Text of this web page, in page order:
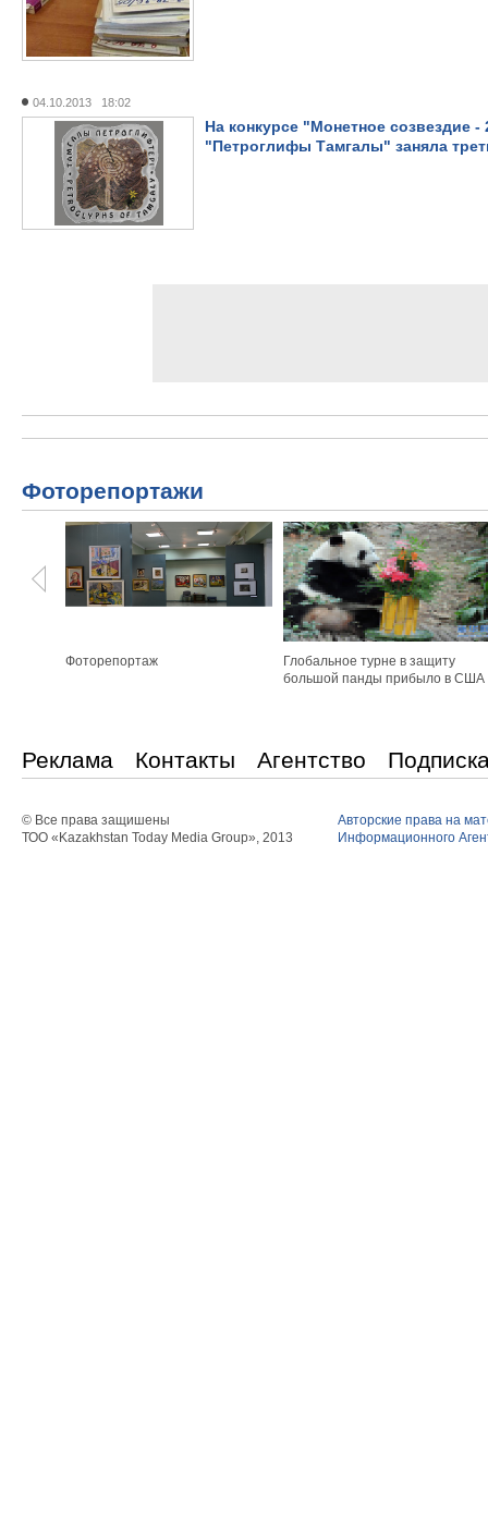
04.10.2013 18:02
На конкурсе "Монетное созвездие
"Петроглифы Тамгалы" заняла
Фоторепортажи
Фоторепортаж
Глобальное турне в защиту
большой панды прибыло в США
Реклама Контакты Агентство
© Все права защишены
ТОО «Kazakhstan Today Media Group», 2013
Авторские права на
Информационного